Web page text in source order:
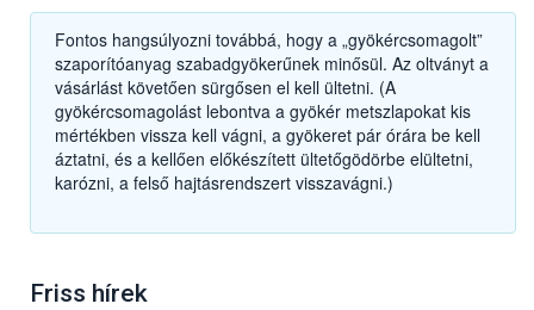
Fontos hangsúlyozni továbbá, hogy a „gyökércsomagolt”
szaporítóanyag szabadgyökerűnek minősül. Az oltványt a
vásárlást követően sürgősen el kell ültetni. (A
gyökércsomagolást lebontva a gyökér metszlapokat kis
mértékben vissza kell vágni, a gyökeret pár órára be kell
áztatni, és a kellően előkészített ültetőgödörbe elültetni,
karózni, a felső hajtásrendszert visszavágni.)
Friss hírek